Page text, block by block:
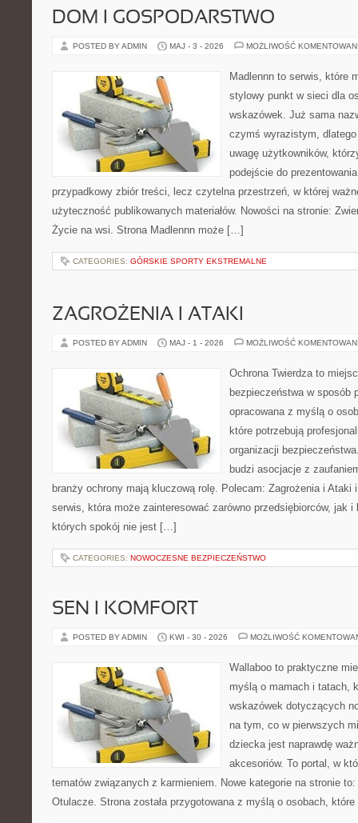
DOM I GOSPODARSTWO
POSTED BY ADMIN MAJ - 3 - 2026 MOŻLIWOŚĆ
Madlennn to serwis, które
stylowy punkt w sieci dla
wskazówek. Już sama
czymś wyrazistym,
uwagę użytkowników,
podejście do
przypadkowy zbiór treści, lecz czytelna przestrzeń, w której
użyteczność publikowanych materiałów. Nowości na stronie:
Życie na wsi. Strona Madlennn może […]
CATEGORIES: GÓRSKIE SPORTY EKSTREMALNE
ZAGROŻENIA I ATAKI
POSTED BY ADMIN MAJ - 1 - 2026 MOŻLIWOŚĆ
Ochrona Twierdza to
bezpieczeństwa w sposób
opracowana z myślą o
które potrzebują
organizacji
budzi asocjacje z
branży ochrony mają kluczową rolę. Polecam: Zagrożenia i Ataki
serwis, która może zainteresować zarówno przedsiębiorców, jak
których spokój nie jest […]
CATEGORIES: NOWOCZESNE BEZPIECZEŃSTWO
SEN I KOMFORT
POSTED BY ADMIN KWI - 30 - 2026 MOŻLIWOŚĆ
Wallaboo to praktyczne
myślą o mamach i tatach,
wskazówek dotyczących
na tym, co w pierwszych
dziecka jest naprawdę
akcesoriów. To portal, w
tematów związanych z karmieniem. Nowe kategorie na stronie
Otulacze. Strona została przygotowana z myślą o osobach,